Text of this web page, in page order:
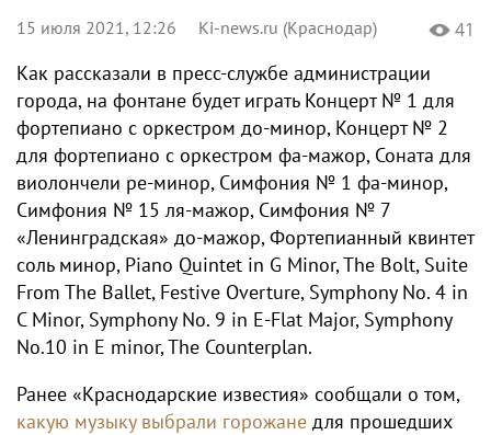
15 июля 2021, 12:26 Ki-news.ru (Краснодар) 41
Как рассказали в пресс-службе администрации
города, на фонтане будет играть Концерт № 1 для
фортепиано с оркестром до-минор, Концерт № 2
для фортепиано с оркестром фа-мажор, Соната для
виолончели ре-минор, Симфония № 1 фа-минор,
Симфония № 15 ля-мажор, Симфония № 7
«Ленинградская» до-мажор, Фортепианный квинтет
соль минор, Piano Quintet in G Minor, The Bolt, Suite
From The Ballet, Festive Overture, Symphony No. 4 in
C Minor, Symphony No. 9 in E-Flat Major, Symphony
No.10 in E minor, The Counterplan.
Ранее «Краснодарские известия» сообщали о том,
какую музыку выбрали горожане для прошедших